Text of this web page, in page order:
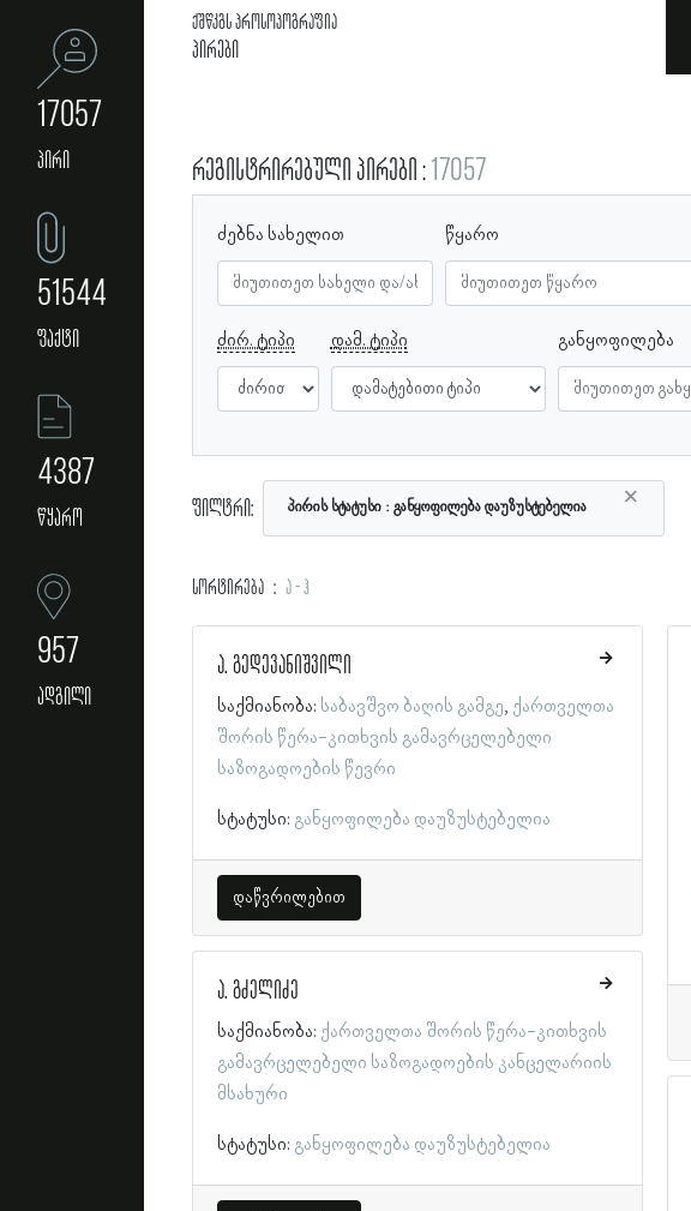
17057
პირი
51544
ფაქტი
4387
წყარო
957
ადგილი
ქშწკგს პროსოპოგრაფია
პირები
რეგისტრირებული პირები 17057
ძებნა სახელით წყარო
ძირ. ტიპი დამ. ტიპი განყოფილება
ფილტრი: ×
პირის სტატუსი განყოფილება დაუზუსტებელია
სორტირება ა - ჰ
ა. გედევანიშვილი
საქმიანობა: საბავშვო ბაღის გამგე ქართველთა
შორის წერა-კითხვის გამავრცელებელი
საზოგადოების წევრი
სტატუსი: განყოფილება დაუზუსტებელია
დაწვრილებით
ა. გძელიძე
საქმიანობა: ქართველთა შორის წერა-კითხვის
გამავრცელებელი საზოგადოების კანცელარიის
მსახური
სტატუსი: განყოფილება დაუზუსტებელია